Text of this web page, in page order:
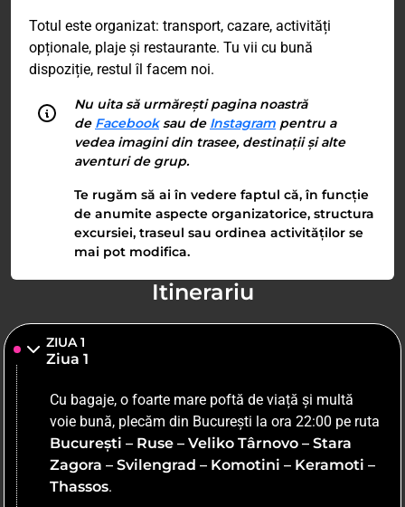
Totul este organizat: transport, cazare, activități
opționale, plaje și restaurante. Tu vii cu bună
dispoziție, restul îl facem noi.
Nu uita să urmărești pagina noastră
de Facebooksau de Instagram pentru a
vedea imagini din trasee, destinații și alte
aventuri de grup.
Te rugăm să ai în vedere faptul că, în funcție
de anumite aspecte organizatorice, structura
excursiei, traseul sau ordinea activităților se
mai pot modifica.
Itinerariu
ZIUA 1
Ziua 1
Cu bagaje, o foarte mare poftă de viață și multă
voie bună, plecăm din București la ora 22:00 pe ruta
București – Ruse – Veliko Târnovo – Stara
Zagora – Svilengrad – Komotini – Keramoti –
Thassos.